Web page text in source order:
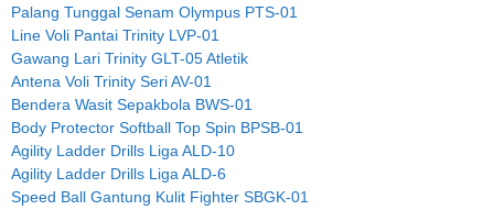
Palang Tunggal Senam Olympus PTS-01
Line Voli Pantai Trinity LVP-01
Gawang Lari Trinity GLT-05 Atletik
Antena Voli Trinity Seri AV-01
Bendera Wasit Sepakbola BWS-01
Body Protector Softball Top Spin BPSB-01
Agility Ladder Drills Liga ALD-10
Agility Ladder Drills Liga ALD-6
Speed Ball Gantung Kulit Fighter SBGK-01